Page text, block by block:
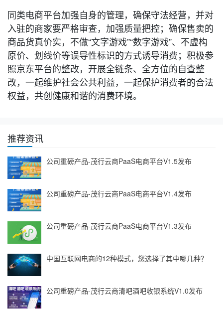
同类电商平台加强自身的管理，确保守法经营，并对
入驻的商家要严格审查，加强质量把控；确保售卖的
商品货真价实，不做“文字游戏”“数字游戏”、不虚构
原价、划线价等误导性标识的方式诱导消费；积极参
照京东平台的整改，开展全链条、全方位的自查整
改，一起维护社会公共利益，一起保护消费者的合法
权益，共创健康和谐的消费环境。
推荐资讯
公司重磅产品-茂行云商PaaS电商平台V1.5发布
公司重磅产品-茂行云商PaaS电商平台V1.4发布
公司重磅产品-茂行云商PaaS电商平台V1.3发布
中国互联网电商的12种模式，您选择了其中哪几种？
公司重磅产品-茂行云商清吧酒吧收银系统V1.0发布